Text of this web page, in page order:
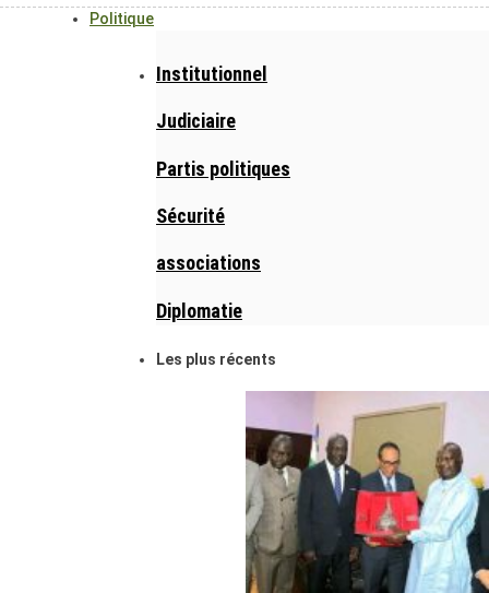
Politique
Institutionnel
Judiciaire
Partis politiques
Sécurité
associations
Diplomatie
Les plus récents